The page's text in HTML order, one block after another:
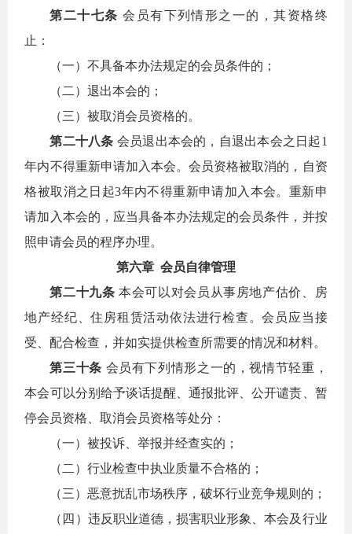
第二十七条 会员有下列情形之一的，其资格终
止：
（一）不具备本办法规定的会员条件的；
（二）退出本会的；
（三）被取消会员资格的。
第二十八条 会员退出本会的，自退出本会之日起1
年内不得重新申请加入本会。会员资格被取消的，自资
格被取消之日起3年内不得重新申请加入本会。重新申
请加入本会的，应当具备本办法规定的会员条件，并按
照申请会员的程序办理。
第六章 会员自律管理
第二十九条 本会可以对会员从事房地产估价、房
地产经纪、住房租赁活动依法进行检查。会员应当接
受、配合检查，并如实提供检查所需要的情况和材料。
第三十条 会员有下列情形之一的，视情节轻重，
本会可以分别给予谈话提醒、通报批评、公开谴责、暂
停会员资格、取消会员资格等处分：
（一）被投诉、举报并经查实的；
（二）行业检查中执业质量不合格的；
（三）恶意扰乱市场秩序，破坏行业竞争规则的；
（四）违反职业道德，损害职业形象、本会及行业